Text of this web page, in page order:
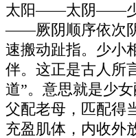
太阳——太阴——
——厥阴顺序依次
速搬动趾指。少小
伴。这正是古人所
道”。意思就是少
父配老母，匹配得
充盈肌体，内收外